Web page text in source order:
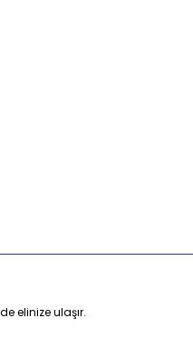
elinize ulaşır.